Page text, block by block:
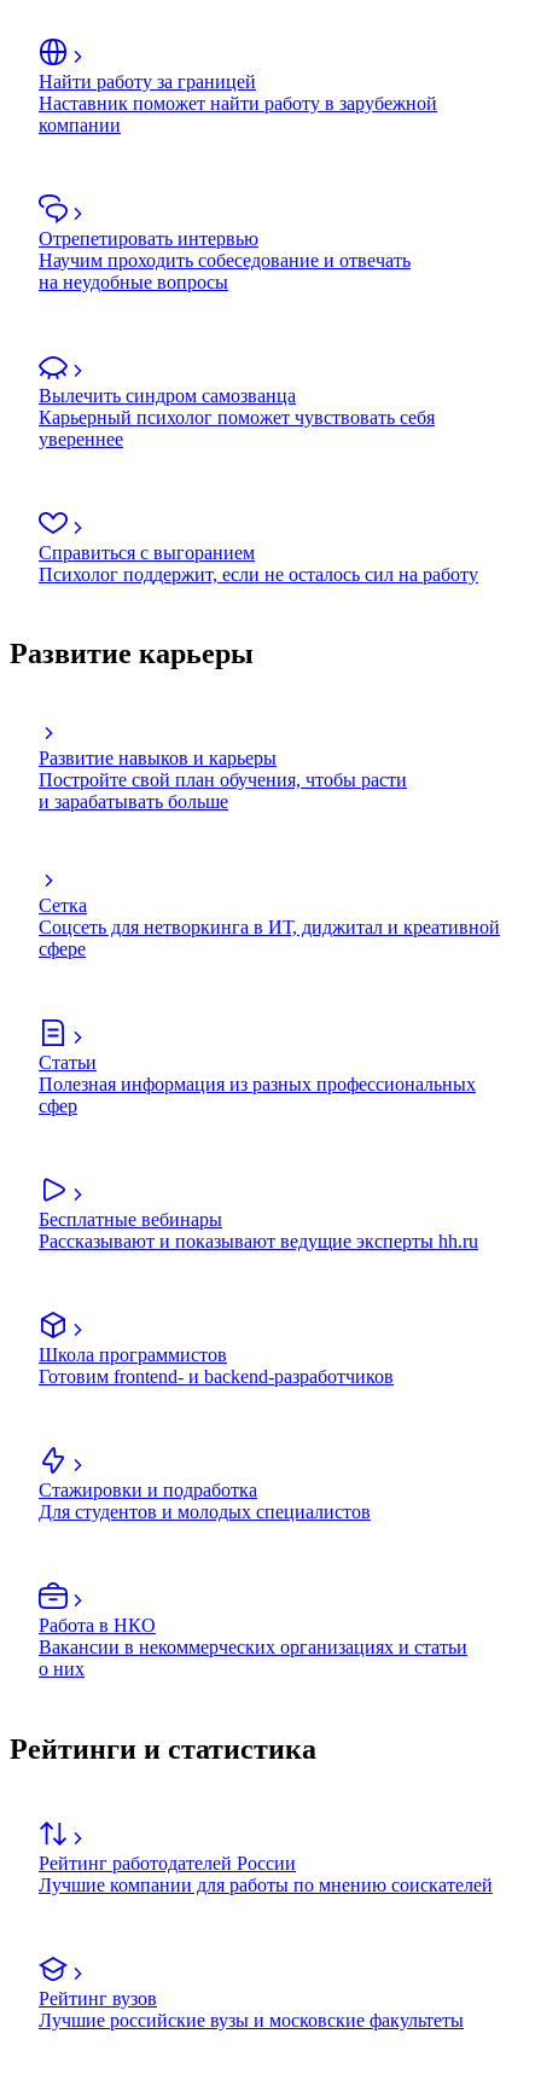
Найти работу за границей
Наставник поможет найти работу в зарубежной
компании
Отрепетировать интервью
Научим проходить собеседование и отвечать
на неудобные вопросы
Вылечить синдром самозванца
Карьерный психолог поможет чувствовать себя
увереннее
Справиться с выгоранием
Психолог поддержит, если не осталось сил на работу
Развитие карьеры
Развитие навыков и карьеры
Постройте свой план обучения, чтобы расти
и зарабатывать больше
Сетка
Соцсеть для нетворкинга в ИТ, диджитал и креативной
сфере
Статьи
Полезная информация из разных профессиональных
сфер
Бесплатные вебинары
Рассказывают и показывают ведущие эксперты hh.ru
Школа программистов
Готовим frontend- и backend-разработчиков
Стажировки и подработка
Для студентов и молодых специалистов
Работа в НКО
Вакансии в некоммерческих организациях и статьи
о них
Рейтинги и статистика
Рейтинг работодателей России
Лучшие компании для работы по мнению соискателей
Рейтинг вузов
Лучшие российские вузы и московские факультеты